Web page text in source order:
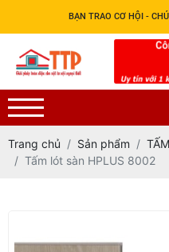
BẠN TRAO CƠ HỘI -
Trang chủ Sản phẩm
Tấm lót sàn HPLUS 8002